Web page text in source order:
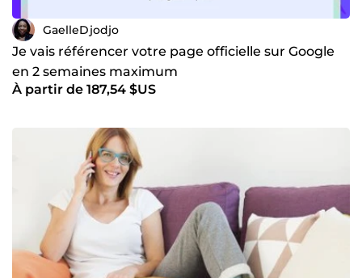
GaelleDjodjo
Je vais référencer votre page officielle sur Google
en 2 semaines maximum
À partir de 187,54 $US